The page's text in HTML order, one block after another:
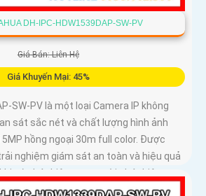
DH-IPC-HDW1539DAP-SW-PV
Giá Bán: Liên Hệ
Giá Khuyến Mại: 45%
SW-PV là một loại Camera IP không
sát sắc nét và chất lượng hình ảnh
hồng ngoại 30m full color. Được
nghiệm giám sát an toàn và hiệu quả
có phát hiện con người phát hiện